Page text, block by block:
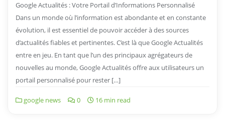
Google Actualités : Votre Portail d’Informations Personnalisé
Dans un monde où l’information est abondante et en constante
évolution, il est essentiel de pouvoir accéder à des sources
d’actualités fiables et pertinentes. C’est là que Google Actualités
entre en jeu. En tant que l’un des principaux agrégateurs de
nouvelles au monde, Google Actualités offre aux utilisateurs un
portail personnalisé pour rester […]
google news 0 16 min read